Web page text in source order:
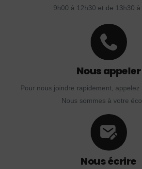
9h00 à 12h30 et de 13h30 à
Nous appeler
Pour nous joindre rapidement, appelez
Nous sommes à votre
Nous écrire